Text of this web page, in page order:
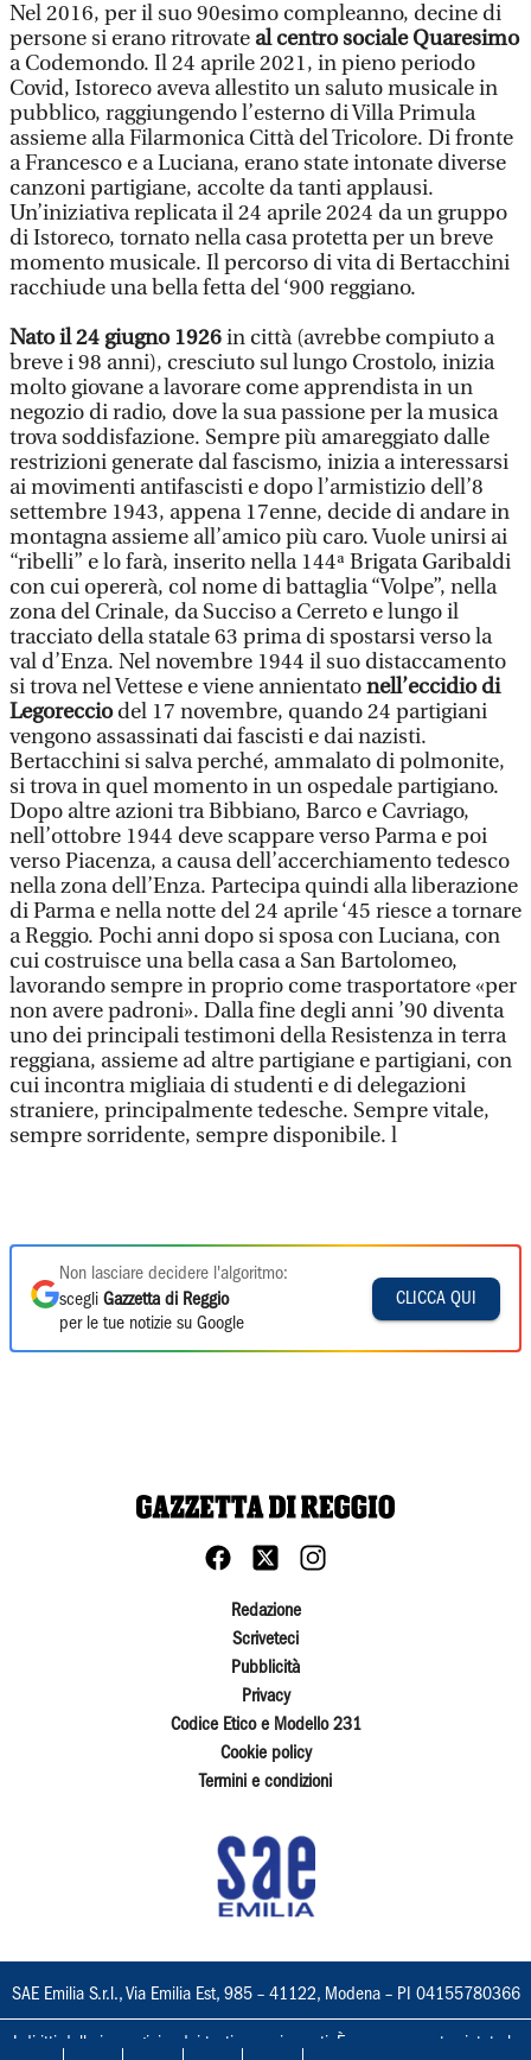
Nel 2016, per il suo 90esimo compleanno, decine di
persone si erano ritrovate al centro sociale Quaresimo
a Codemondo. Il 24 aprile 2021, in pieno periodo
Covid, Istoreco aveva allestito un saluto musicale in
pubblico, raggiungendo l’esterno di Villa Primula
assieme alla Filarmonica Città del Tricolore. Di fronte
a Francesco e a Luciana, erano state intonate diverse
canzoni partigiane, accolte da tanti applausi.
Un’iniziativa replicata il 24 aprile 2024 da un gruppo
di Istoreco, tornato nella casa protetta per un breve
momento musicale. Il percorso di vita di Bertacchini
racchiude una bella fetta del ‘900 reggiano.
Nato il 24 giugno 1926in città (avrebbe compiuto a
breve i 98 anni), cresciuto sul lungo Crostolo, inizia
molto giovane a lavorare come apprendista in un
negozio di radio, dove la sua passione per la musica
trova soddisfazione. Sempre più amareggiato dalle
restrizioni generate dal fascismo, inizia a interessarsi
ai movimenti antifascisti e dopo l’armistizio dell’8
settembre 1943, appena 17enne, decide di andare in
montagna assieme all’amico più caro. Vuole unirsi ai
“ribelli” e lo farà, inserito nella 144ª Brigata Garibaldi
con cui opererà, col nome di battaglia “Volpe”, nella
zona del Crinale, da Succiso a Cerreto e lungo il
tracciato della statale 63 prima di spostarsi verso la
val d’Enza. Nel novembre 1944 il suo distaccamento
si trova nel Vettese e viene annientatonell’eccidio di
Legorecciodel 17 novembre, quando 24 partigiani
vengono assassinati dai fascisti e dai nazisti.
Bertacchini si salva perché, ammalato di polmonite,
si trova in quel momento in un ospedale partigiano.
Dopo altre azioni tra Bibbiano, Barco e Cavriago,
nell’ottobre 1944 deve scappare verso Parma e poi
verso Piacenza, a causa dell’accerchiamento tedesco
nella zona dell’Enza. Partecipa quindi alla liberazione
di Parma e nella notte del 24 aprile ‘45 riesce a tornare
a Reggio. Pochi anni dopo si sposa con Luciana, con
cui costruisce una bella casa a San Bartolomeo,
lavorando sempre in proprio come trasportatore «per
non avere padroni». Dalla fine degli anni ’90 diventa
uno dei principali testimoni della Resistenza in terra
reggiana, assieme ad altre partigiane e partigiani, con
cui incontra migliaia di studenti e di delegazioni
straniere, principalmente tedesche. Sempre vitale,
sempre sorridente, sempre disponibile. l
Non lasciare decidere l'algoritmo:
scegli Gazzetta di Reggio
per le tue notizie su Google
CLICCA QUI
Redazione
Scriveteci
Pubblicità
Privacy
Codice Etico e Modello 231
Cookie policy
Termini e condizioni
SAE Emilia S.r.l., Via Emilia Est, 985 – 41122, Modena – PI 04155780366
I diritti delle immagini e dei testi sono riservati. È espressamente vietata la